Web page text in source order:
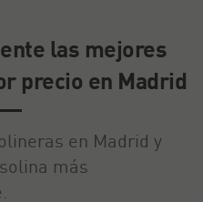
las mejores
precio en Madrid
en Madrid y
más